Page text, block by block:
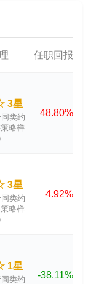
任职回报
星
类约
略样
48.80%
星
类约
略样
4.92%
星
类约 -38.11%